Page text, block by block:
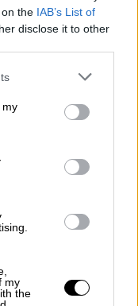
the IAB’s List of
disclose it to other
or more Google
You may click to
third-party tags to
in below Google
my
my
the
μπορούσε
της»
να μην
θα είναι
Δεν γινόταν
το
ενώ
που της